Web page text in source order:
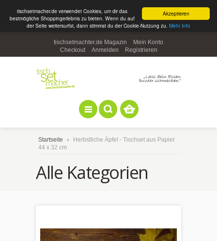
Akzeptieren
tischsetmacher.de verwendet Cookies, um dir das
bestmögliche Shoppingerlebnis zu bieten. Wenn du auf
der Seite weitersurfst, dann stimmst du der Cookie-Nutzung zu. Mehr Info
tischsetmachter.de Magazin
Mein Konto
Checkout
Anmelden Registrieren
Startseite
Herbstliche Äpfel - Tischset aus Papier
44 x 32 cm
Alle Kategorien